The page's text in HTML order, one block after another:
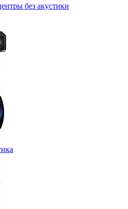
без акустики